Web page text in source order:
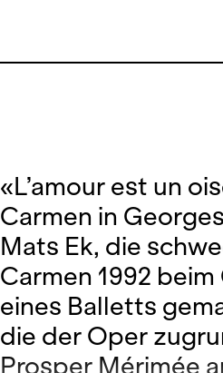
«L’amour est un
Carmen in
Mats Ek, die
Carmen 1992
eines Balletts
die der Oper
Prosper Mérimée